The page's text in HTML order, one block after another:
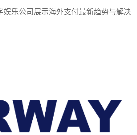
娱乐公司展示海外支付最新趋势与解决